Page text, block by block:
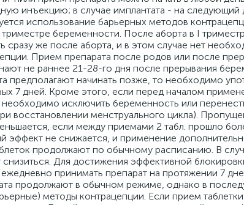
инъекцию; в случае имплантата - на следующий
использование барьерных методов
беременности. После аборта в I
сразу же после аборта, и в этом случае нет
Прием препарата после родов или после
не раннее 21-28-го дня после прерывания
предполагают начинать позже, то необходимо
7 дней. Кроме этого, если перед началом
исключить беременность или
восстановлении менструального цикла).
если между приемами 2 табл. прошло
эффект не снижается, и применение
продолжают по обычному расписанию. В
Для достижения эффективной
принимать препарат на протяжении 7
продолжают в обычном режиме, однако в
методы контрацепции. Если прием